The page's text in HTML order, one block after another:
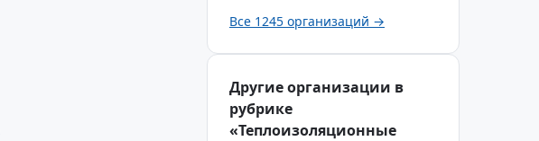
Все 1245 организаций →
Другие организации в
рубрике
«Теплоизоляционные